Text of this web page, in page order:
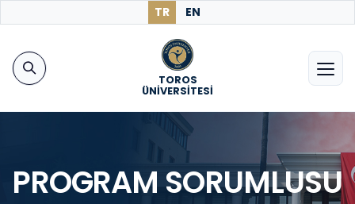
TR EN
TOROS
ÜNİVERSİTESİ
PROGRAM SORUMLUSU